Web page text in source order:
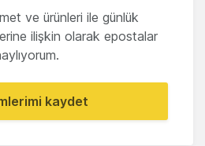
ve ürünleri ile günlük
ilişkin olarak epostalar
kaydet